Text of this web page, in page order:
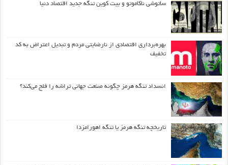
ساتوشی ناکاموتو و بیت کوین تنگه جدید اقتصاد دنیا
بهره‌برداری اقتصادی از نارضایتی مردم و تبدیل اعتراض به کد
تخفیف
انسداد تنگه هرمز چگونه صنعت جهانی تراشه را فلج می‌کند؟
تاریخچه تنگه هرمز یا تنگه اهورامزدا